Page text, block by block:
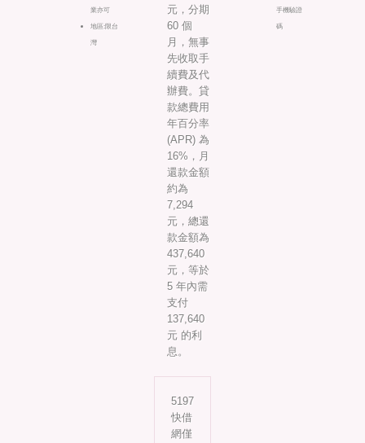
業亦可
地區:限台
灣
元，分期
60 個
月，無事
先收取手
續費及代
辦費。貸
款總費用
年百分率
(APR) 為
16%，月
還款金額
約為
7,294
元，總還
款金額為
437,640
元，等於
5 年內需
支付
137,640
元 的利
息。
手機驗證
碼
5197
快借
網僅